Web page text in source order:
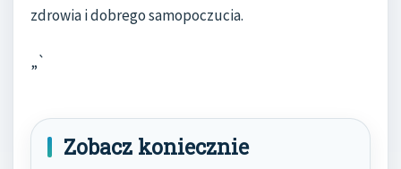
zdrowia i dobrego samopoczucia.
„`
Zobacz koniecznie